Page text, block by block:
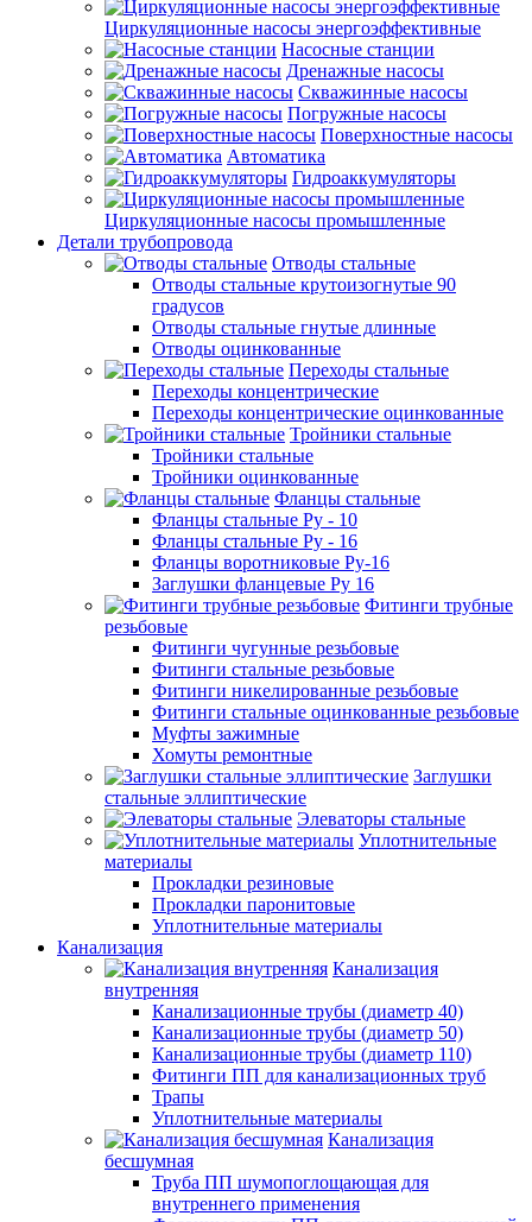
Циркуляционные насосы энергоэффективные
Насосные станции
Дренажные насосы
Скважинные насосы
Погружные насосы
Поверхностные насосы
Автоматика
Гидроаккумуляторы
Циркуляционные насосы промышленные
Детали трубопровода
Отводы стальные
Отводы стальные крутоизогнутые 90
градусов
Отводы стальные гнутые длинные
Отводы оцинкованные
Переходы стальные
Переходы концентрические
Переходы концентрические оцинкованные
Тройники стальные
Тройники стальные
Тройники оцинкованные
Фланцы стальные
Фланцы стальные Ру - 10
Фланцы стальные Ру - 16
Фланцы воротниковые Ру-16
Заглушки фланцевые Ру 16
Фитинги трубные
резьбовые
Фитинги чугунные резьбовые
Фитинги стальные резьбовые
Фитинги никелированные резьбовые
Фитинги стальные оцинкованные резьбовые
Муфты зажимные
Хомуты ремонтные
Заглушки
стальные эллиптические
Элеваторы стальные
Уплотнительные
материалы
Прокладки резиновые
Прокладки паронитовые
Уплотнительные материалы
Канализация
Канализация
внутренняя
Канализационные трубы (диаметр 40)
Канализационные трубы (диаметр 50)
Канализационные трубы (диаметр 110)
Фитинги ПП для канализационных труб
Трапы
Уплотнительные материалы
Канализация
бесшумная
Труба ПП шумопоглощающая для
внутреннего применения